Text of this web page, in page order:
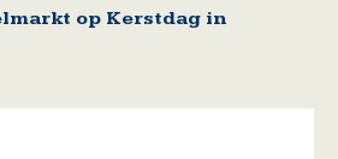
op Kerstdag in